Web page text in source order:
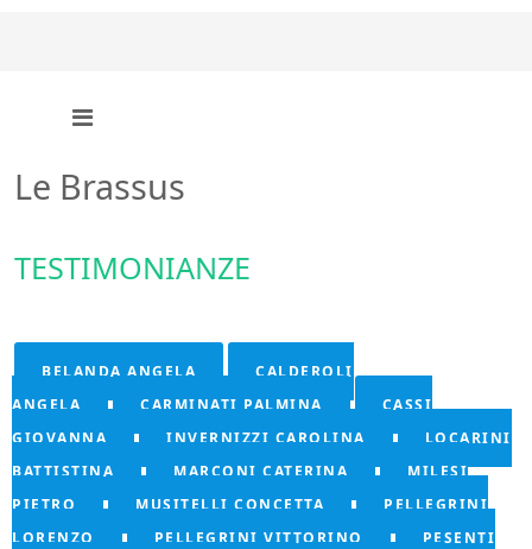
Le Brassus
TESTIMONIANZE
BELANDA ANGELA
CALDEROLI
ANGELA
CARMINATI PALMINA
CASSI
GIOVANNA
INVERNIZZI CAROLINA
LOCARINI
BATTISTINA
MARCONI CATERINA
MILESI
PIETRO
MUSITELLI CONCETTA
PELLEGRINI
LORENZO
PELLEGRINI VITTORINO
PESENTI